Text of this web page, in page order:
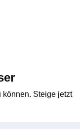
können. Steige jetzt